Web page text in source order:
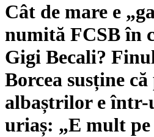
Cât de mare e
numită FCSB în
Gigi Becali?
Borcea susține
albaștrilor e
uriaș: „E mult